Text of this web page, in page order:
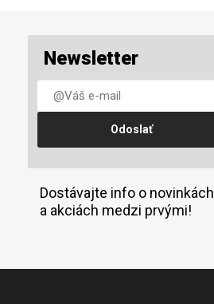
Newsletter
Dostávajte info o novinkách
a akciách medzi prvými!